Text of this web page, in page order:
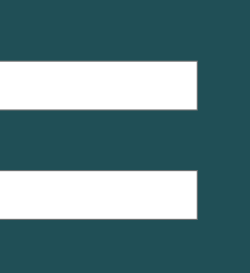
Respon.cat
ambiental de